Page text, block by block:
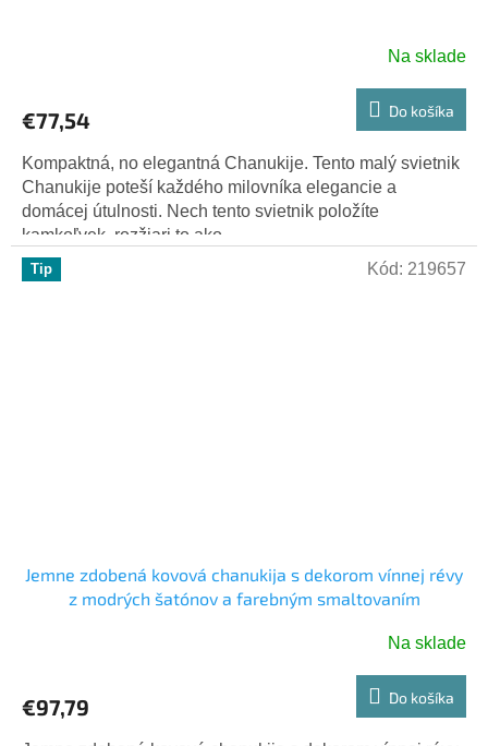
Na sklade
€77,54 Do košíka
Kompaktná, no elegantná Chanukije. Tento malý svietnik
Chanukije poteší každého milovníka elegancie a
domácej útulnosti. Nech tento svietnik položíte
kamkoľvek, rozžiari to ako...
Tip
Jemne zdobená kovová chanukija s dekorom vínnej révy
z modrých šatónov a farebným smaltovaním
Na sklade
€97,79 Do košíka
Kód: 219657